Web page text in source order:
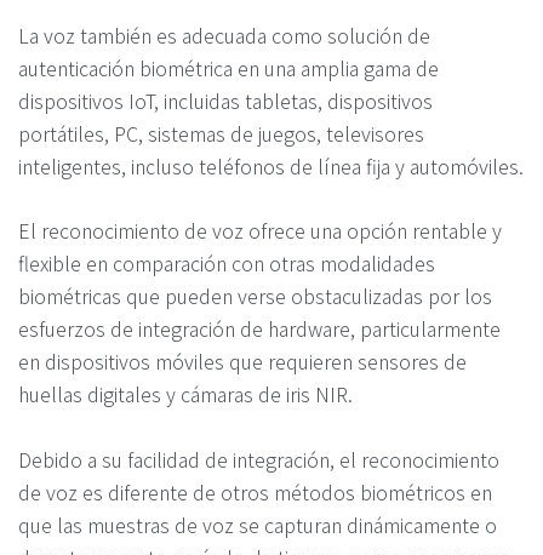
La voz también es adecuada como solución de
autenticación biométrica en una amplia gama de
dispositivos IoT, incluidas tabletas, dispositivos
portátiles, PC, sistemas de juegos, televisores
inteligentes, incluso teléfonos de línea fija y automóviles.
El reconocimiento de voz ofrece una opción rentable y
flexible en comparación con otras modalidades
biométricas que pueden verse obstaculizadas por los
esfuerzos de integración de hardware, particularmente
en dispositivos móviles que requieren sensores de
huellas digitales y cámaras de iris NIR.
Debido a su facilidad de integración, el reconocimiento
de voz es diferente de otros métodos biométricos en
que las muestras de voz se capturan dinámicamente o